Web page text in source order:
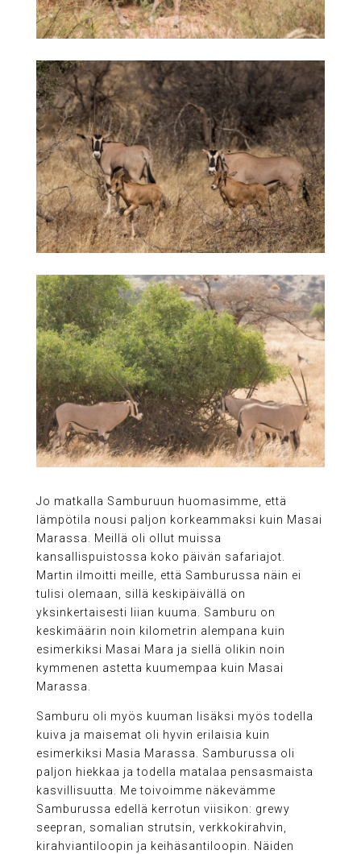
Jo matkalla Samburuun huomasimme, että
lämpötila nousi paljon korkeammaksi kuin Masai
Marassa. Meillä oli ollut muissa
kansallispuistossa koko päivän safariajot.
Martin ilmoitti meille, että Samburussa näin ei
tulisi olemaan, sillä keskipäivällä on
yksinkertaisesti liian kuuma. Samburu on
keskimäärin noin kilometrin alempana kuin
esimerkiksi Masai Mara ja siellä olikin noin
kymmenen astetta kuumempaa kuin Masai
Marassa.
Samburu oli myös kuuman lisäksi myös todella
kuiva ja maisemat oli hyvin erilaisia kuin
esimerkiksi Masia Marassa. Samburussa oli
paljon hiekkaa ja todella matalaa pensasmaista
kasvillisuutta. Me toivoimme näkevämme
Samburussa edellä kerrotun viisikon: grewy
seepran, somalian strutsin, verkkokirahvin,
kirahviantiloopin ja keihäsantiloopin. Näiden